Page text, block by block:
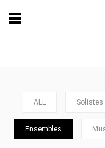
ALL Solistes
Ensembles